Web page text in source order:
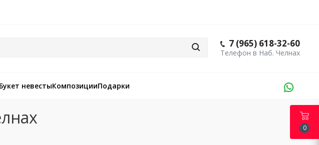
7 (965) 618-32-60
Букет невестыКомпозицииПодарки
0